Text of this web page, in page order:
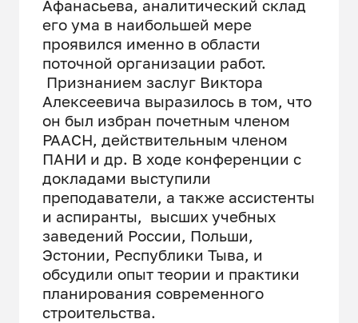
Афанасьева, аналитический склад
его ума в наибольшей мере
проявился именно в области
поточной организации работ.
Признанием заслуг Виктора
Алексеевича выразилось в том, что
он был избран почетным членом
РААСН, действительным членом
ПАНИ и др. В ходе конференции с
докладами выступили
преподаватели, а также ассистенты
и аспиранты, высших учебных
заведений России, Польши,
Эстонии, Республики Тыва, и
обсудили опыт теории и практики
планирования современного
строительства.